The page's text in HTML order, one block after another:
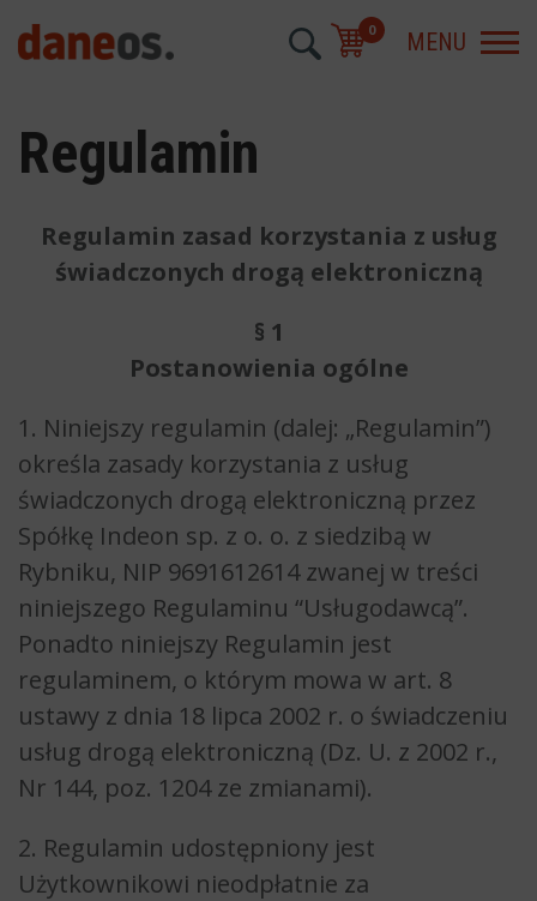
MENU
0
Regulamin
Regulamin zasad korzystania z usług
świadczonych drogą elektroniczną
§ 1
Postanowienia ogólne
1. Niniejszy regulamin (dalej: „Regulamin”)
określa zasady korzystania z usług
świadczonych drogą elektroniczną przez
Spółkę Indeon sp. z o. o. z siedzibą w
Rybniku, NIP 9691612614 zwanej w treści
niniejszego Regulaminu “Usługodawcą”.
Ponadto niniejszy Regulamin jest
regulaminem, o którym mowa w art. 8
ustawy z dnia 18 lipca 2002 r. o świadczeniu
usług drogą elektroniczną (Dz. U. z 2002 r.,
Nr 144, poz. 1204 ze zmianami).
2. Regulamin udostępniony jest
Użytkownikowi nieodpłatnie za